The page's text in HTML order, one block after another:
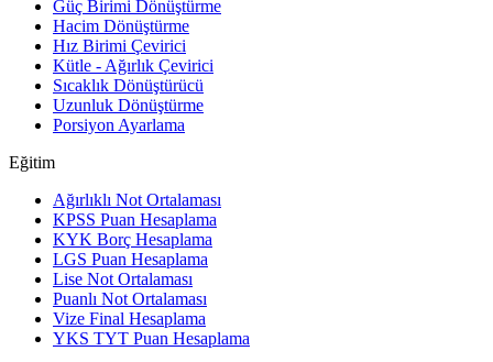
Güç Birimi Dönüştürme
Hacim Dönüştürme
Hız Birimi Çevirici
Kütle - Ağırlık Çevirici
Sıcaklık Dönüştürücü
Uzunluk Dönüştürme
Porsiyon Ayarlama
Eğitim
Ağırlıklı Not Ortalaması
KPSS Puan Hesaplama
KYK Borç Hesaplama
LGS Puan Hesaplama
Lise Not Ortalaması
Puanlı Not Ortalaması
Vize Final Hesaplama
YKS TYT Puan Hesaplama